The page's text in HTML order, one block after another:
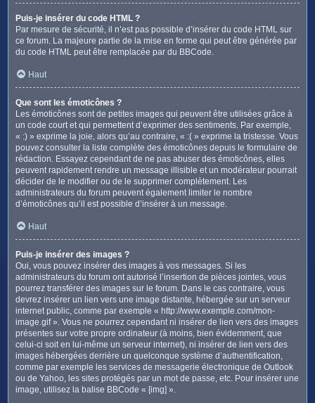
Puis-je insérer du code HTML ?
Par mesure de sécurité, il n’est pas possible d’insérer du code HTML sur
ce forum. La majeure partie de la mise en forme qui peut être générée par
du code HTML peut être remplacée par du BBCode.
Haut
Que sont les émoticônes ?
Les émoticônes sont de petites images qui peuvent être utilisées grâce à
un code court et qui permettent d’exprimer des sentiments. Par exemple,
« :) » exprime la joie, alors qu’au contraire, « :( » exprime la tristesse. Vous
pouvez consulter la liste complète des émoticônes depuis le formulaire de
rédaction. Essayez cependant de ne pas abuser des émoticônes, elles
peuvent rapidement rendre un message illisible et un modérateur pourrait
décider de le modifier ou de le supprimer complètement. Les
administrateurs du forum peuvent également limiter le nombre
d’émoticônes qu’il est possible d’insérer à un message.
Haut
Puis-je insérer des images ?
Oui, vous pouvez insérer des images à vos messages. Si les
administrateurs du forum ont autorisé l’insertion de pièces jointes, vous
pourrez transférer des images sur le forum. Dans le cas contraire, vous
devrez insérer un lien vers une image distante, hébergée sur un serveur
internet public, comme par exemple « http://www.exemple.com/mon-
image.gif ». Vous ne pourrez cependant ni insérer de lien vers des images
présentes sur votre propre ordinateur (à moins, bien évidemment, que
celui-ci soit en lui-même un serveur internet), ni insérer de lien vers des
images hébergées derrière un quelconque système d’authentification,
comme par exemple les services de messagerie électronique de Outlook
ou de Yahoo, les sites protégés par un mot de passe, etc. Pour insérer une
image, utilisez la balise BBCode « [img] ».